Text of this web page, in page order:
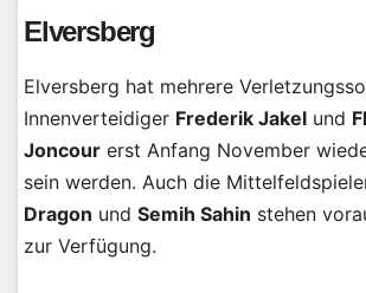
Elversberg
Elversberg hat mehrere
Innenverteidiger Frederik Jakel und
Joncour erst Anfang November
sein werden. Auch die
Dragon und Semih Sahin stehen
zur Verfügung.